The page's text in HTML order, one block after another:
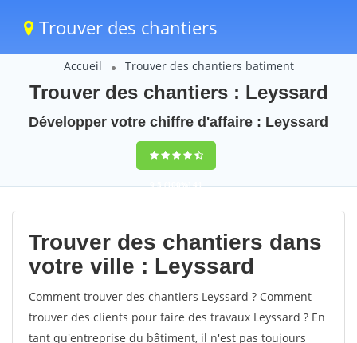
Trouver des chantiers
Accueil Trouver des chantiers batiment
Trouver des chantiers : Leyssard
Développer votre chiffre d'affaire : Leyssard
9,5(100%)41
votes
Trouver des chantiers dans
votre ville : Leyssard
Comment trouver des chantiers Leyssard ? Comment
trouver des clients pour faire des travaux Leyssard ? En
tant qu'entreprise du bâtiment, il n'est pas toujours